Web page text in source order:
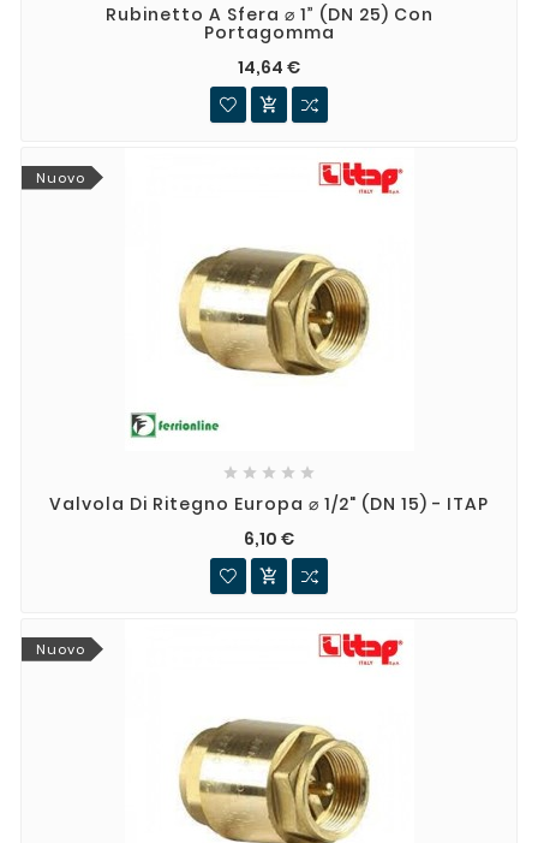
Rubinetto A Sfera ⌀ 1” (DN 25) Con
Portagomma
14,64 €

Nuovo
    
Valvola Di Ritegno Europa ⌀ 1/2" (DN 15) - ITAP
6,10 €

Nuovo